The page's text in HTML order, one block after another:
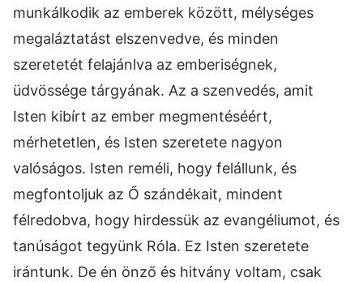
munkálkodik az emberek között, mélységes
megaláztatást elszenvedve, és minden
szeretetét felajánlva az emberiségnek,
üdvössége tárgyának. Az a szenvedés, amit
Isten kibírt az ember megmentéséért,
mérhetetlen, és Isten szeretete nagyon
valóságos. Isten reméli, hogy felállunk, és
megfontoljuk az Ő szándékait, mindent
félredobva, hogy hirdessük az evangéliumot, és
tanúságot tegyünk Róla. Ez Isten szeretete
irántunk. De én önző és hitvány voltam, csak